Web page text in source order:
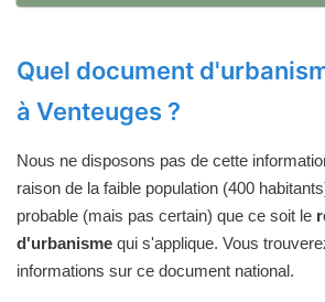
Quel document
à Venteuges ?
Nous ne disposons pas de cette
raison de la faible population (400
probable (mais pas certain) que ce soit le
d'urbanisme qui s'applique. Vous
informations sur ce document national.